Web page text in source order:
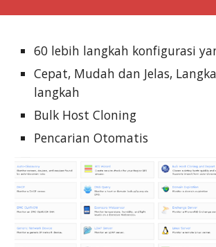
60 lebih langkah konfigurasi
Cepat, Mudah dan Jelas,
langkah
Bulk Host Cloning
Pencarian Otomatis